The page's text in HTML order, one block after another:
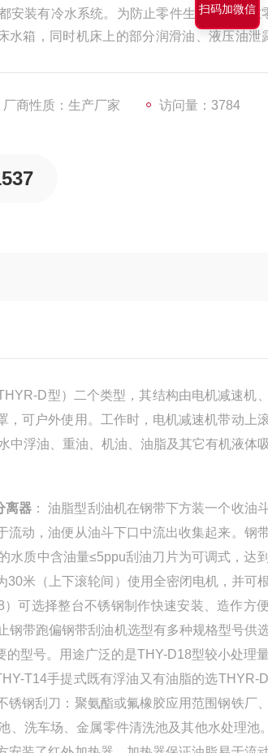
安装有冷水系统。为防止零件生锈，通常在
水箱，同时机床上的部分润滑油、液压油泄
厂商性质：生产厂家 访问量：3784
D型）二个类型，其结构由电机减速机
可户外使用。工作时，电机减速机带动上
中浮油、重油、机油、油脂及其它有机液体
离器 ： 油脂型刮油机在钢带下方装一个收油
动，油便从油斗下口中流出收集起来。钢
水质中含油量≤5ppu刮油刀片为可调式，达
30米（上下滚轮间）使用全密闭电机，并可
）可选择整台不锈钢制作快速安装、造作方
钢带跑偏钢带刮油机选型有多种规格型号供
型号。
用途广泛的是THY-D18型较小处理
T14手提式既有浮油又有油脂的选THYR-
钢刮刀：聚氨酯或氟橡胶应用范围钢铁厂
、洗车场、金属零件清洗池及其他水处理池
扫码加微信